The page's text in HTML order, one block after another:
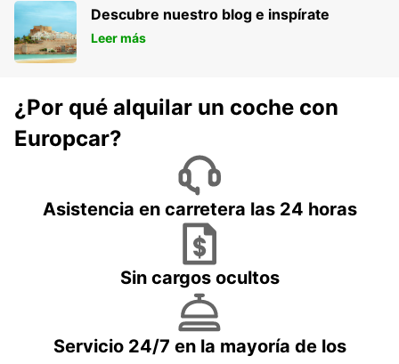
Descubre nuestro blog e inspírate
Leer más
¿Por qué alquilar un coche con
Europcar?
Asistencia en carretera las 24 horas
Sin cargos ocultos
Servicio 24/7 en la mayoría de los